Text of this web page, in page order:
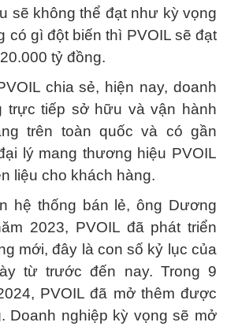
sẽ không thể đạt như kỳ vọng
có gì đột biến thì PVOIL sẽ đạt
tỷ đồng.
chia sẻ, hiện nay, doanh
trực tiếp sở hữu và vận hành
trên toàn quốc và có gần
lý mang thương hiệu PVOIL
liệu cho khách hàng.
hệ thống bán lẻ, ông Dương
2023, PVOIL đã phát triển
mới, đây là con số kỷ lục của
từ trước đến nay. Trong 9
PVOIL đã mở thêm được
Doanh nghiệp kỳ vọng sẽ mở